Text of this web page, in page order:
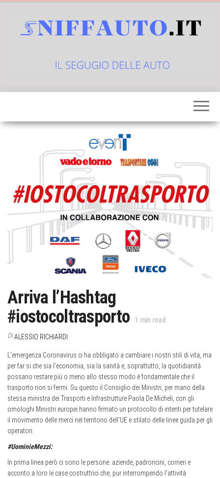
contenuto
Arriva l’Hashtag
#iostocoltrasporto 1 min read
DiALESSIO RICHIARDI
L’emergenza Coronavirus ci ha obbligato a cambiare i nostri stili di vita, ma
per far si che sia l’economia, sia la sanità e, soprattutto, la quotidianità
possano restare più o meno allo stesso modo è fondamentale che il
trasporto non si fermi. Su questo il Consiglio dei Ministri, per mano della
stessa ministra dei Trasporti e Infrastrutture Paola De Micheli, con gli
omologhi Ministri europei hanno firmato un protocollo di intenti per tutelare
il movimento delle merci nel territorio dell’UE e stilato delle linee guida per gli
operatori.
#UominieMezzi:
In prima linea però ci sono le persone: aziende, padroncini, corrieri e
acconto a loro le case costruttrici che, pur interrompendo l’attività